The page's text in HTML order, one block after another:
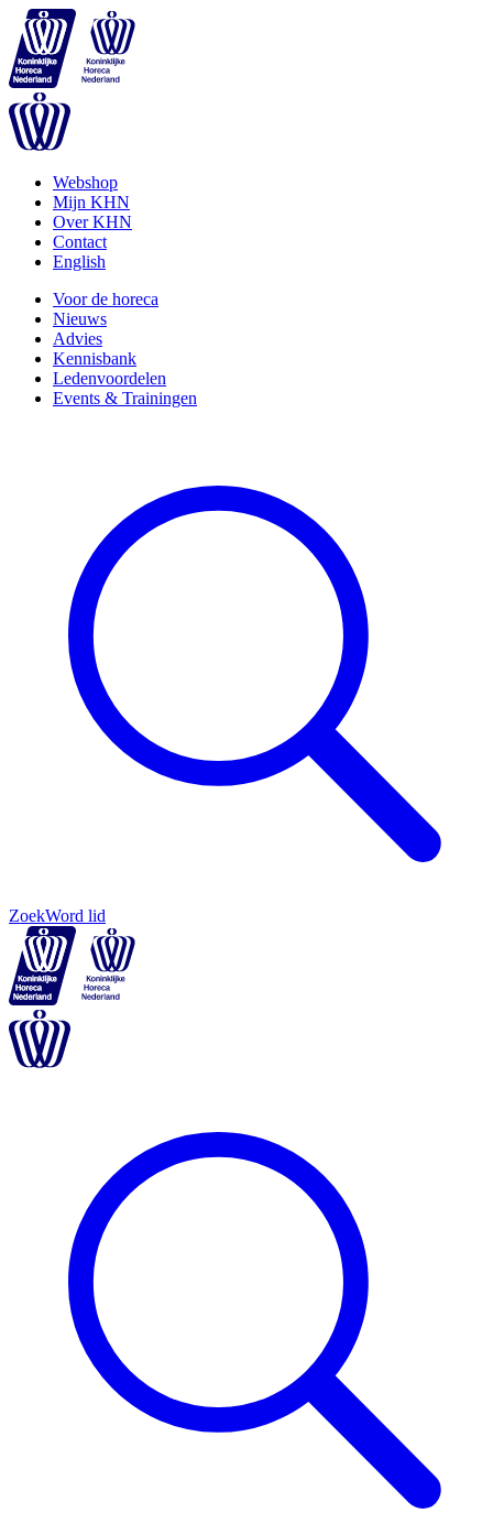
Webshop
Mijn KHN
Over KHN
Contact
English
Voor de horeca
Nieuws
Advies
Kennisbank
Ledenvoordelen
Events & Trainingen
ZoekWord lid